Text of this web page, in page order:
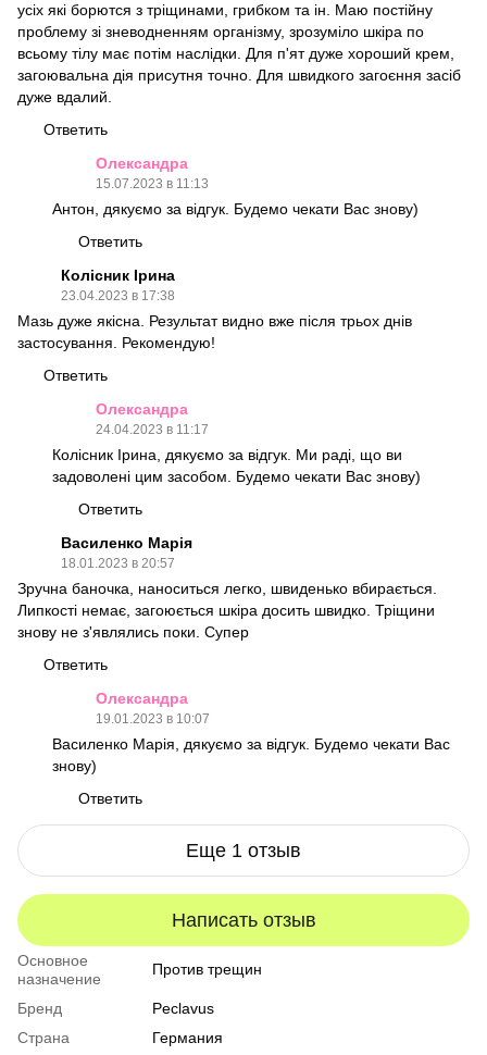
усіх які борются з тріщинами, грибком та ін. Маю постійну
проблему зі зневодненням організму, зрозуміло шкіра по
всьому тілу має потім наслідки. Для п'ят дуже хороший крем,
загоювальна дія присутня точно. Для швидкого загоєння засіб
дуже вдалий.
Ответить
Олександра
15.07.2023 в 11:13
Антон, дякуємо за відгук. Будемо чекати Вас знову)
Ответить
Колісник Ірина
23.04.2023 в 17:38
Мазь дуже якісна. Результат видно вже після трьох днів
застосування. Рекомендую!
Ответить
Олександра
24.04.2023 в 11:17
Колісник Ірина, дякуємо за відгук. Ми раді, що ви
задоволені цим засобом. Будемо чекати Вас знову)
Ответить
Василенко Марія
18.01.2023 в 20:57
Зручна баночка, наноситься легко, швиденько вбирається.
Липкості немає, загоюється шкіра досить швидко. Тріщини
знову не з'являлись поки. Супер
Ответить
Олександра
19.01.2023 в 10:07
Василенко Марія, дякуємо за відгук. Будемо чекати Вас
знову)
Ответить
Еще 1 отзыв
Написать отзыв
Основное
назначение
Против трещин
Бренд
Peclavus
Страна
Германия